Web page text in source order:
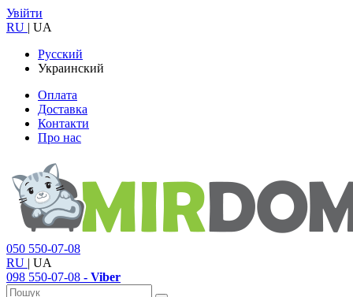
Увійти
RU | UA
Русский
Украинский
Оплата
Доставка
Контакти
Про нас
050 550-07-08
RU | UA
098 550-07-08 - Viber